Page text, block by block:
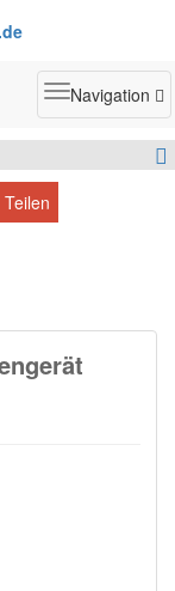
Toggle
Navigation
Teilen